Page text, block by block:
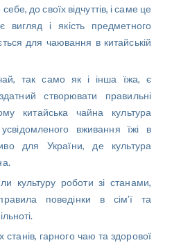
до своїх відчуттів, і саме це
вигляд і якість предметного
для чаювання в китайській
так само як і інша їжа, є
створювати правильні
китайська чайна культура
вживання їжі в
для України, де культура
культуру роботи зі станами,
поведінки в сім’ї та
гарного чаю та здорової